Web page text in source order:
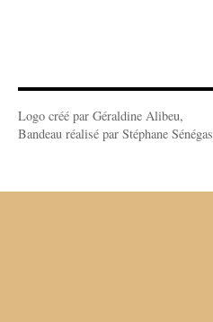
Logo créé par Géraldine Alibeu,
Bandeau réalisé par Stéphane Sénégas